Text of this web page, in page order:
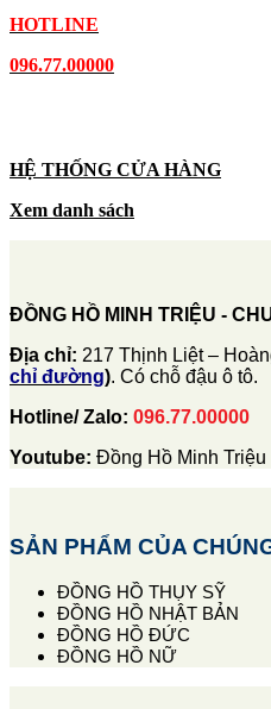
HOTLINE
096.77.00000
HỆ THỐNG CỬA HÀNG
Xem danh sách
ĐỒNG HỒ MINH TRIỆU -
Địa chỉ: 217 Thịnh Liệt –
chỉ đường). Có chỗ đậu ô tô.
Hotline/ Zalo: 096.77.00000
Youtube: Đồng Hồ Minh Triệu
SẢN PHẨM CỦA
ĐỒNG HỒ THỤY SỸ
ĐỒNG HỒ NHẬT BẢN
ĐỒNG HỒ ĐỨC
ĐỒNG HỒ NỮ